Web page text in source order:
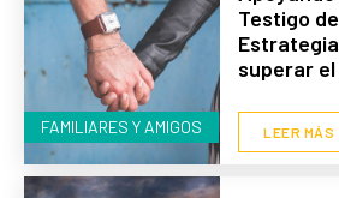
FAMILIARES Y AMIGOS
Testigo
superar
LEER MÁS